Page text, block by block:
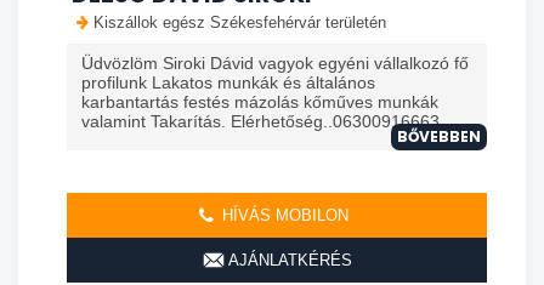
Kiszállok egész Székesfehérvár területén
Üdvözlöm Siroki Dávid vagyok egyéni vállalkozó fő
profilunk Lakatos munkák és általános
karbantartás festés mázolás kőműves munkák
valamint Takarítás. Elérhetőség..06300916663
BŐVEBBEN
HÍVÁS MOBILON
AJÁNLATKÉRÉS